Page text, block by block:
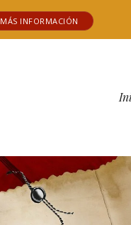
MÁS INFORMACIÓN